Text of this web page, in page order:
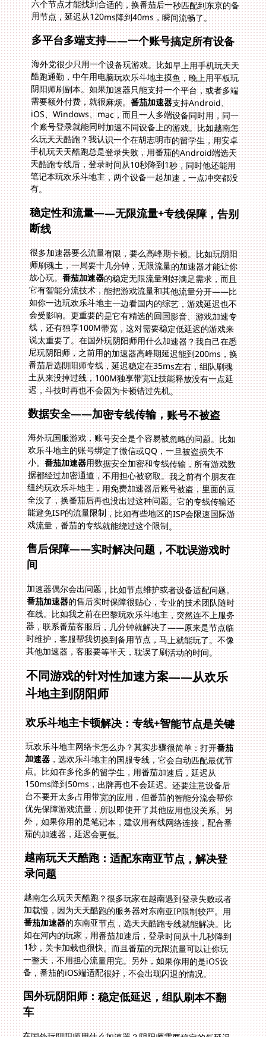
用节点，延迟从120ms降到40ms，瞬间流畅了。
多平台多端支持——一个账号搞定所有设备
海外党很少只用一个设备玩游戏。比如早上用手机玩天天
酷跑通勤，中午用电脑玩欢乐斗地主摸鱼，晚上用平板玩
阴阳师刷副本。如果加速器只能支持一个平台，或者多端
需要额外付费，就很麻烦。番茄加速器支持Android、
iOS、Windows、mac，而且一人多端设备同时用，同一
个账号登录就能同时加速不同设备上的游戏。比如越南怎
么玩天天酷跑？我认识一个在胡志明市的留学生，用安卓
手机玩天天酷跑总是登录失败，用番茄的Android端选天
天酷跑专线后，登录时间从10秒降到1秒，同时他还能用
笔记本玩欢乐斗地主，两个设备一起加速，一点冲突都没
有。
稳定性和流量——无限流量+专线保障，告别
断线
很多加速器要么流量有限，要么高峰期卡顿。比如玩阴阳
师刷魂土，一局要十几分钟，无限流量的加速器才能让你
放心玩。番茄加速器的稳定无限流量刚好满足需求，而且
它有智能分流技术，能把游戏流量和其他流量分开——比
如你一边玩欢乐斗地主一边看国内的综艺，游戏延迟也不
会受影响。更重要的是它有精选的回国影音、游戏加速专
线，还有独享100M带宽，这对需要稳定低延迟的游戏来
说太重要了。在国外玩阴阳师用什么加速器？我自己在悉
尼玩阴阳师，之前用的加速器高峰期延迟能到200ms，换
番茄后选阴阳师专线，延迟稳定在35ms左右，组队刷魂
土从来没掉过线，100M独享带宽让技能释放没有一点延
迟，斗技时再也不会因为卡顿错过先机。
数据安全——加密专线传输，账号不被盗
海外玩国服游戏，账号安全是个容易被忽略的问题。比如
欢乐斗地主的账号绑定了微信或QQ，一旦被盗损失不
小。番茄加速器用数据安全加密和专线传输，所有游戏数
据都经过加密通道，不用担心被窃取。我之前有个朋友在
纽约玩欢乐斗地主，用免费加速器后账号被盗，里面的豆
全没了，换番茄后再也没出过这种问题。它的专线传输还
能避免ISP的流量限制，比如有些地区的ISP会限速国际游
戏流量，番茄的专线就能绕过这个限制。
售后保障——实时解决问题，不耽误游戏时
间
加速器偶尔会出问题，比如节点维护或者设备适配问题。
番茄加速器的售后实时保障很贴心，专业的技术团队随时
在线。比如我之前在巴黎玩欢乐斗地主，突然连不上服务
器，联系番茄客服后，几分钟就解决了——原来是节点临
时维护，客服帮我切换到备用节点，马上就能玩了。不像
其他加速器，客服要等半天，耽误了刷活动的时间。
不同游戏的针对性加速方案——从欢乐
斗地主到阴阳师
欢乐斗地主卡顿解决：专线+智能节点是关键
玩欢乐斗地主网络卡怎么办？其实步骤很简单：打开番茄
加速器，选欢乐斗地主的国服专线，它会自动匹配最优节
点。比如在多伦多的留学生，用番茄加速后，延迟从
150ms降到50ms，出牌再也不会延迟。还要注意设备后
台不要开太多占用带宽的应用，但番茄的智能分流会帮你
优先保障游戏流量，所以即使开了其他应用也没关系。另
外，如果你用的是笔记本，建议用有线网络连接，配合番
茄的加速器，延迟会更低。
越南玩天天酷跑：适配东南亚节点，解决登
录问题
越南怎么玩天天酷跑？很多玩家在越南遇到登录失败或者
加载慢，因为天天酷跑的服务器对东南亚IP限制较严。用
番茄加速器的东南亚节点，选天天酷跑专线就能解决。比
如在河内的玩家，用番茄加速后，登录时间从十几秒降到
1秒，关卡加载也很快。而且番茄的无限流量可以让你玩
一整天，不用担心流量用完。另外，如果你用的是iOS设
备，番茄的iOS端适配很好，不会出现闪退的情况。
国外玩阴阳师：稳定低延迟，组队刷本不翻
车